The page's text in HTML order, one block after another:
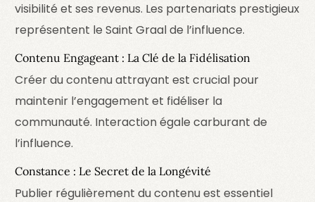
visibilité et ses revenus. Les partenariats prestigieux
représentent le Saint Graal de l’influence.
Contenu Engageant : La Clé de la Fidélisation
Créer du contenu attrayant est crucial pour
maintenir l’engagement et fidéliser la
communauté. Interaction égale carburant de
l’influence.
Constance : Le Secret de la Longévité
Publier régulièrement du contenu est essentiel